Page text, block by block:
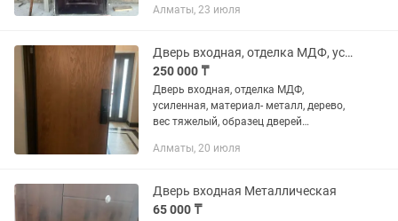
Алматы, 23 июля
Дверь входная, отделка МДФ, усиленная, материал- металл, дерево, вес тяжелы
250 000 ₸
Дверь входная, отделка МДФ,
усиленная, материал- металл, дерево,
вес тяжелый, образец дверей
Алматы, 20 июля
Дверь входная Металлическая
65 000 ₸